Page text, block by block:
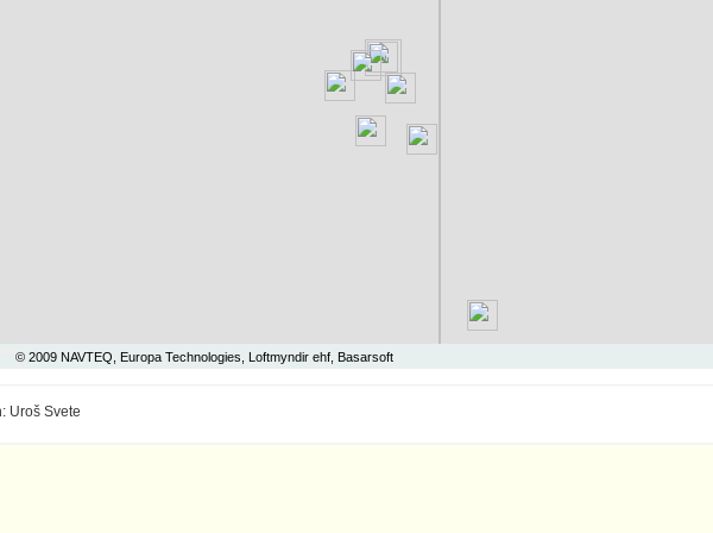
© 2009 NAVTEQ, Europa Technologies, Loftmyndir ehf, Basarsoft
Uroš Svete